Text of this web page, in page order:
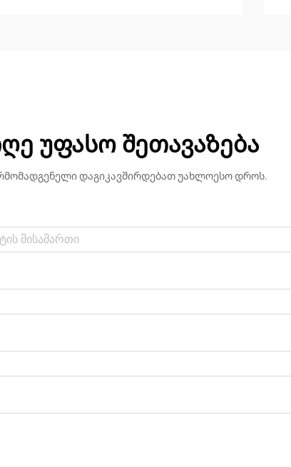
უფასო შეთავაზება
დაგიკავშირდებათ უახლოესო დროს.